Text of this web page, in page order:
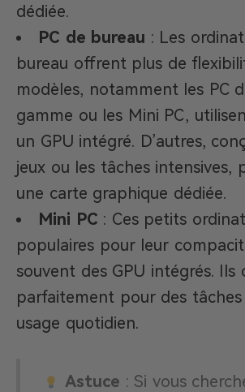
dédiée.
PC de bureau : Les
bureau offrent plus de
modèles, notamment les PC
gamme ou les Mini PC,
un GPU intégré. D’autres,
jeux ou les tâches intensives,
une carte graphique dédiée.
Mini PC : Ces petits
populaires pour leur
souvent des GPU intégrés. Ils
parfaitement pour des
usage quotidien.
Astuce : Si vous